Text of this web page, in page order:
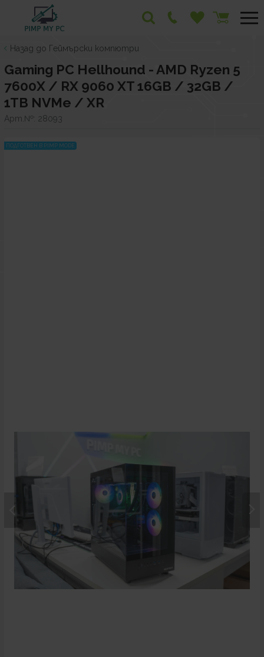
Назад до Геймърски компютри
Gaming PC Hellhound - AMD Ryzen 5
7600X / RX 9060 XT 16GB / 32GB /
1TB NVMe / XR
Арт.№: 28093
ПОДГОТВЕН В PIMP MODE